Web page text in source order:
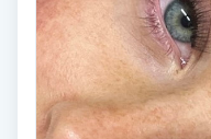
Ortopedi
Osteopati